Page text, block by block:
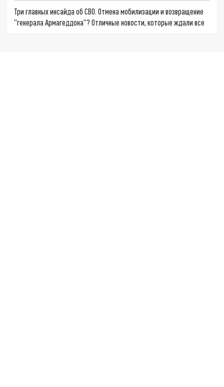
Три главных инсайда об СВО. Отмена мобилизации и возвращение
"генерала Армагеддона"? Отличные новости, которые ждали все